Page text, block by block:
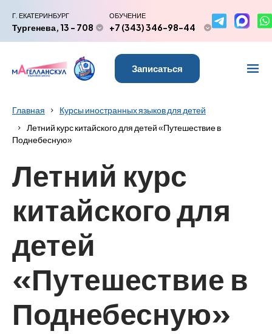
Г. ЕКАТЕРИНБУРГ
Тургенева, 13 - 708
ОБУЧЕНИЕ
+7 (343) 346-98-44
Записаться
Главная
Курсы иностранных языков для детей
Летний курс китайского для детей «Путешествие в
Поднебесную»
Летний курс
китайского для
детей
«Путешествие в
Поднебесную»